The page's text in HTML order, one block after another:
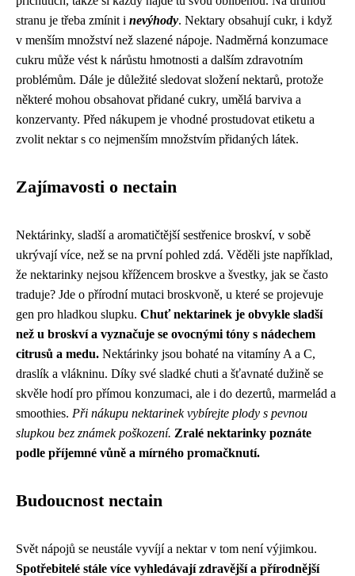
stranu je třeba zmínit i nevýhody. Nektary obsahují cukr, i když
v menším množství než slazené nápoje. Nadměrná konzumace
cukru může vést k nárůstu hmotnosti a dalším zdravotním
problémům. Dále je důležité sledovat složení nektarů, protože
některé mohou obsahovat přidané cukry, umělá barviva a
konzervanty. Před nákupem je vhodné prostudovat etiketu a
zvolit nektar s co nejmenším množstvím přidaných látek.
Zajímavosti o nectain
Nektárinky, sladší a aromatičtější sestřenice broskví, v sobě
ukrývají více, než se na první pohled zdá. Věděli jste například,
že nektarinky nejsou křížencem broskve a švestky, jak se často
traduje? Jde o přírodní mutaci broskvoně, u které se projevuje
gen pro hladkou slupku. Chuť nektarinek je obvykle sladší
než u broskví a vyznačuje se ovocnými tóny s nádechem
citrusů a medu. Nektárinky jsou bohaté na vitamíny A a C,
draslík a vlákninu. Díky své sladké chuti a šťavnaté dužině se
skvěle hodí pro přímou konzumaci, ale i do dezertů, marmelád a
smoothies. Při nákupu nektarinek vybírejte plody s pevnou
slupkou bez známek poškození. Zralé nektarinky poznáte
podle příjemné vůně a mírného promačknutí.
Budoucnost nectain
Svět nápojů se neustále vyvíjí a nektar v tom není výjimkou.
Spotřebitelé stále více vyhledávají zdravější a přírodnější